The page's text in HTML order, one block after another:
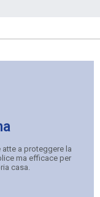
a proteggere la
ma efficace per
casa.